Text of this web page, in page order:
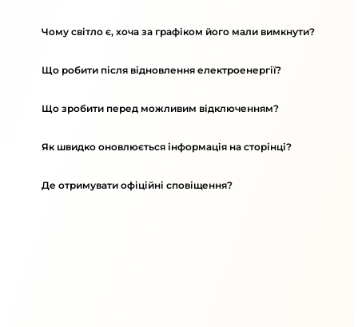
Чому світло є, хоча за графіком його мали вимкнути?
Що робити після відновлення електроенергії?
Що зробити перед можливим відключенням?
Як швидко оновлюється інформація на сторінці?
Де отримувати офіційні сповіщення?